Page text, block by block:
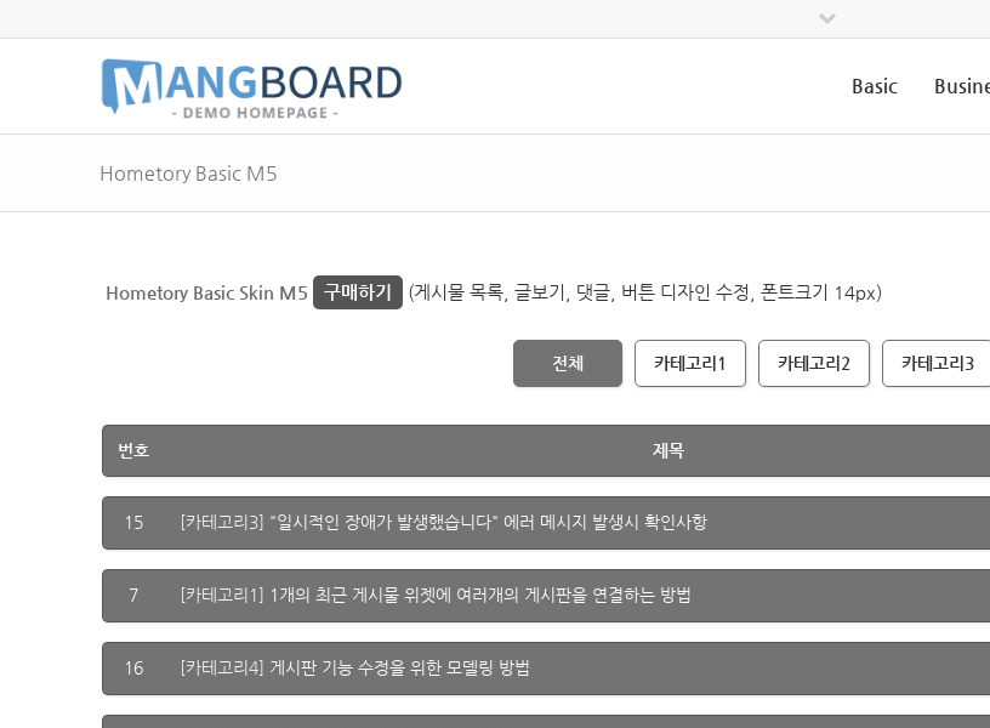
Basic
Hometory Basic M5
Hometory Basic Skin M5 구매하기 (게시물 목록, 글보기, 댓글, 버튼 디자인 수정, 폰트크기 14px)
전체 카테고리1 카테고리2 카테고리3
번호 제목
15 [카테고리3] "일시적인 장애가 발생했습니다" 에러 메시지 발생시 확인사항
7 [카테고리1] 1개의 최근 게시물 위젯에 여러개의 게시판을 연결하는 방법
16 [카테고리4] 게시판 기능 수정을 위한 모델링 방법